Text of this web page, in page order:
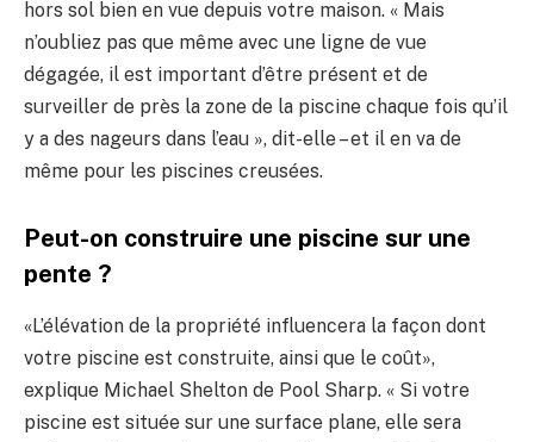
hors sol bien en vue depuis votre maison. « Mais
n’oubliez pas que même avec une ligne de vue
dégagée, il est important d’être présent et de
surveiller de près la zone de la piscine chaque fois qu’il
y a des nageurs dans l’eau », dit-elle – et il en va de
même pour les piscines creusées.
Peut-on construire une piscine sur une
pente ?
«L’élévation de la propriété influencera la façon dont
votre piscine est construite, ainsi que le coût»,
explique Michael Shelton de Pool Sharp. « Si votre
piscine est située sur une surface plane, elle sera